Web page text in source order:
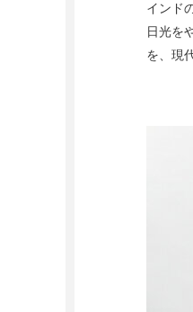
インド
日光を
を、現